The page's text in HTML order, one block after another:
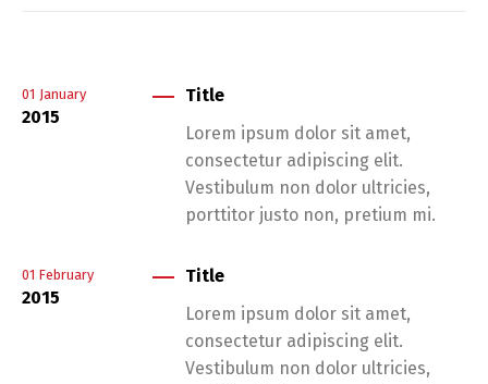
01 January
2015
Title
Lorem ipsum dolor sit amet,
consectetur adipiscing elit.
Vestibulum non dolor ultricies,
porttitor justo non, pretium mi.
01 February
2015
Title
Lorem ipsum dolor sit amet,
consectetur adipiscing elit.
Vestibulum non dolor ultricies,